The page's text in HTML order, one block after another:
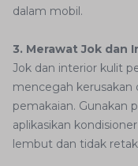
dalam mobil.
3. Merawat Jok dan
Jok dan interior kulit
mencegah
pemakaian. Gunakan
aplikasikan
lembut dan tidak